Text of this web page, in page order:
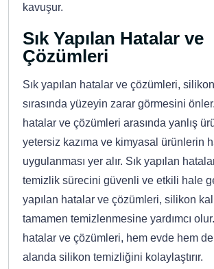
kavuşur.
Sık Yapılan Hatalar ve
Çözümleri
Sık yapılan hatalar ve çözümleri,
sırasında yüzeyin zarar görmesini
hatalar ve çözümleri arasında yanlış
yetersiz kazıma ve kimyasal ürünlerin
uygulanması yer alır. Sık yapılan
temizlik sürecini güvenli ve etkili hale
yapılan hatalar ve çözümleri, silikon
tamamen temizlenmesine yardımcı
hatalar ve çözümleri, hem evde hem
alanda silikon temizliğini kolaylaştırır.